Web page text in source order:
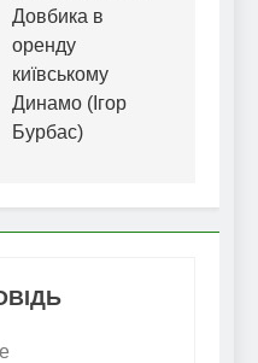
Довбика в
оренду
київському
Динамо (Ігор
Бурбас)